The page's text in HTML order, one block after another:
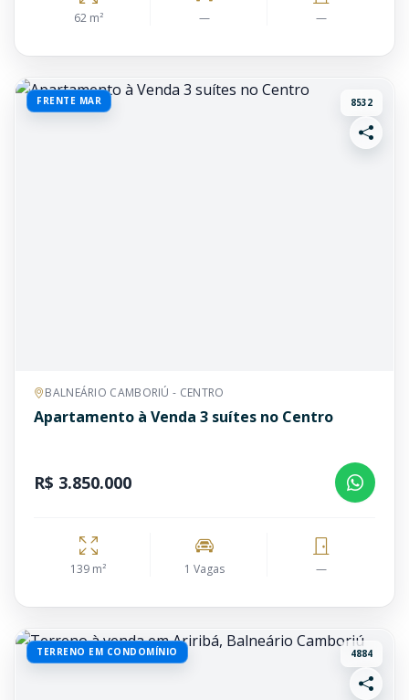
62 m² — —
FRENTE MAR 8532
BALNEÁRIO CAMBORIÚ - CENTRO
Apartamento à Venda 3 suítes no Centro
R$ 3.850.000
139 m² 1 Vagas —
TERRENO EM CONDOMÍNIO 4884